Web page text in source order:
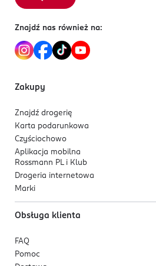
Znajdź nas również na:
Zakupy
Znajdź drogerię
Karta podarunkowa
Czyściochowo
Aplikacja mobilna
Rossmann PL i Klub
Drogeria internetowa
Marki
Obsługa klienta
FAQ
Pomoc